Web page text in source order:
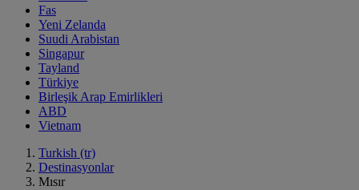
Fas
Yeni Zelanda
Suudi Arabistan
Singapur
Tayland
Türkiye
Birleşik Arap Emirlikleri
ABD
Vietnam
Turkish (tr)
Destinasyonlar
Mısır